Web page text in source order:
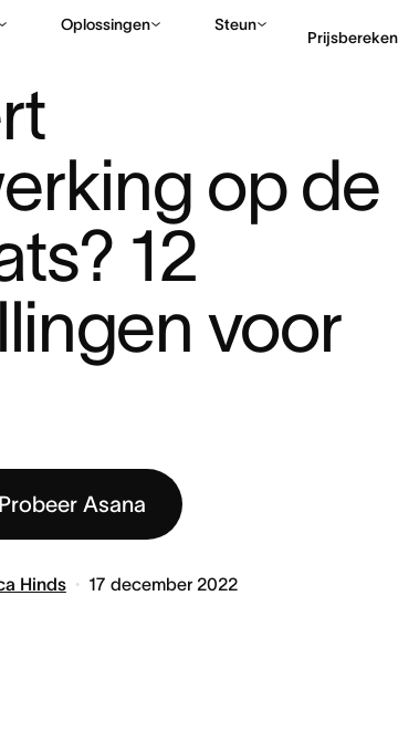
Oplossingen Steun
op de
12
voor
Probeer Asana
Hinds 17 december 2022